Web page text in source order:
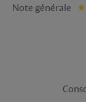
Note générale